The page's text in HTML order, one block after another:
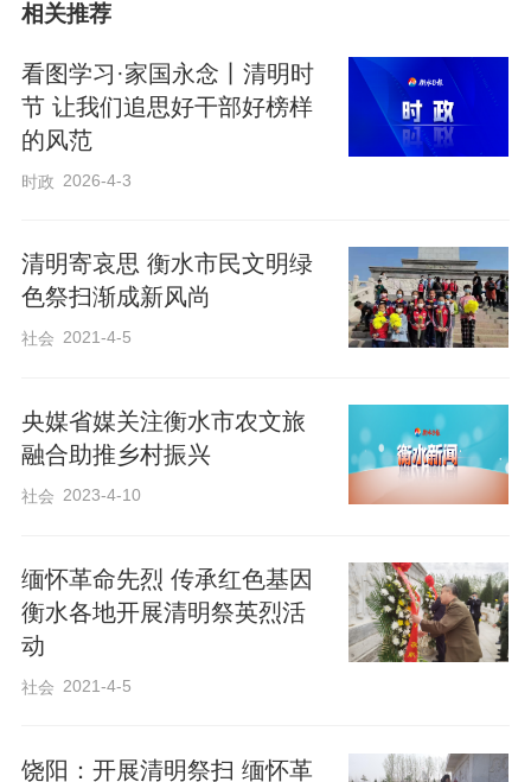
相关推荐
看图学习·家国永念丨清明时
节 让我们追思好干部好榜样
的风范
时政 2026-4-3
清明寄哀思 衡水市民文明绿
色祭扫渐成新风尚
社会 2021-4-5
央媒省媒关注衡水市农文旅
融合助推乡村振兴
社会 2023-4-10
缅怀革命先烈 传承红色基因
衡水各地开展清明祭英烈活
动
社会 2021-4-5
饶阳：开展清明祭扫 缅怀革